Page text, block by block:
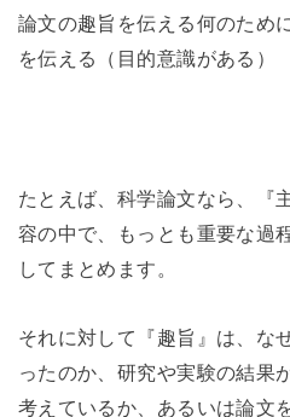
論文の趣旨を伝える何のため
を伝える（目的意識がある）
たとえば、科学論文なら、『
容の中で、もっとも重要な過
してまとめます。
それに対して『趣旨』は、な
ったのか、研究や実験の結果
考えているか、あるいは論文